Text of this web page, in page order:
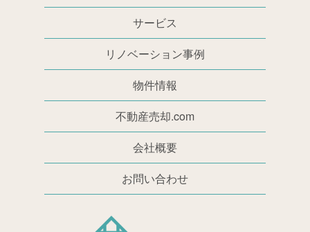
サービス
リノベーション事例
物件情報
不動産売却.com
会社概要
お問い合わせ